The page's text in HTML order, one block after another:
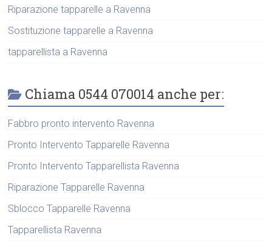
Riparazione tapparelle a Ravenna
Sostituzione tapparelle a Ravenna
tapparellista a Ravenna
Chiama 0544 070014 anche per:
Fabbro pronto intervento Ravenna
Pronto Intervento Tapparelle Ravenna
Pronto Intervento Tapparellista Ravenna
Riparazione Tapparelle Ravenna
Sblocco Tapparelle Ravenna
Tapparellista Ravenna